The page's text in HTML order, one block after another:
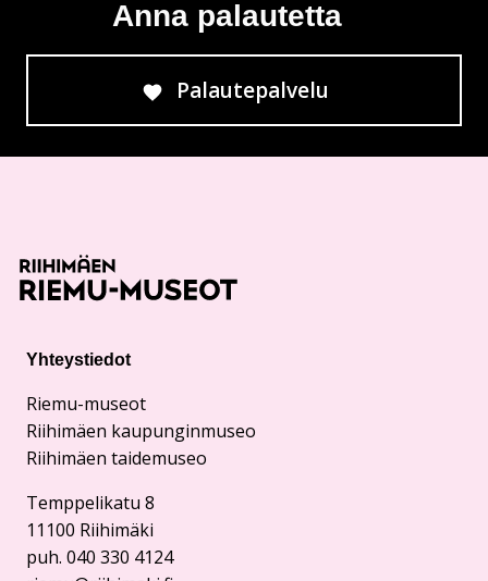
Anna palautetta
Palautepalvelu
Siirtyy ulkoiselle
Yhteystiedot
Riemu-museot
Riihimäen kaupunginmuseo
Riihimäen taidemuseo
Temppelikatu 8
11100 Riihimäki
puh. 040 330 4124